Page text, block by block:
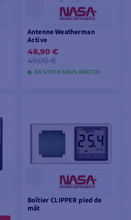
Antenne Weatherman
Active
48,90 €
49,00 €
EN STOCK SOUS 48H/72H
Boîtier CLIPPER pied de
mât